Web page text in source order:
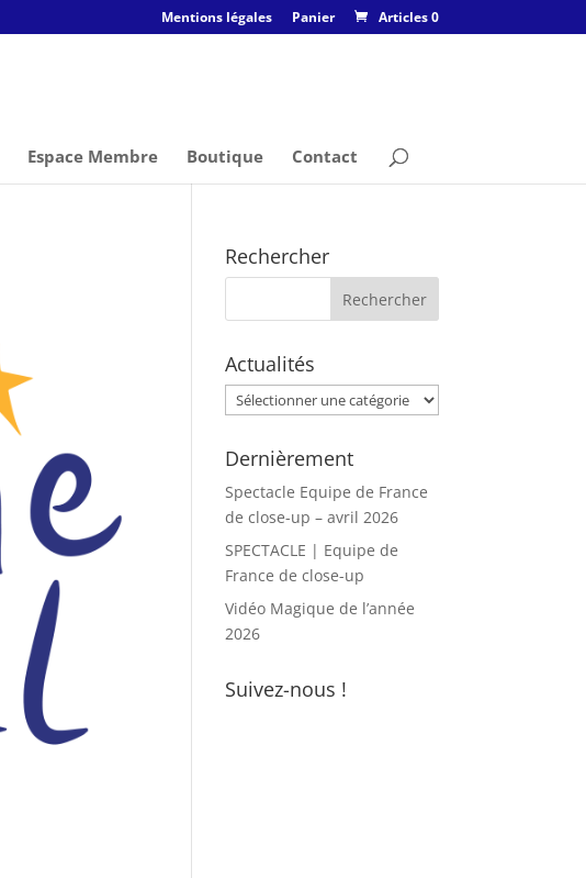
Mentions légales Panier Articles 0
Espace Membre Boutique Contact
Rechercher
Actualités
Actualités
Dernièrement
Spectacle Equipe de France
de close-up – avril 2026
SPECTACLE | Equipe de
France de close-up
Vidéo Magique de l’année
2026
Suivez-nous !